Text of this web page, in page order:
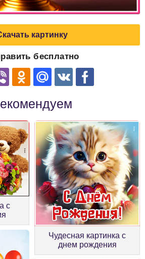
картинку
бесплатно
с
Чудесная картинка с
днем рождения